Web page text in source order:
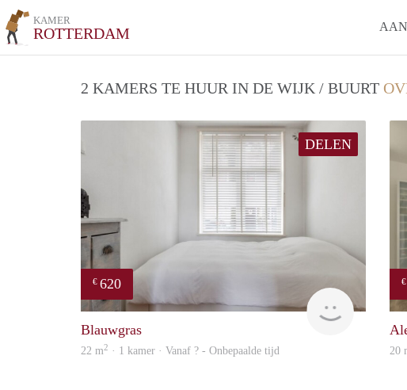
KAMER
ROTTERDAM
2 KAMERS TE HUUR IN DE WIJK / BUURT
DELEN
€ 620
Blauwgras
22 m2 · 1 kamer · Vanaf ? - Onbepaalde tijd
€
20